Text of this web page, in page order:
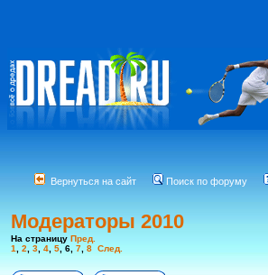
Вернуться на сайт Поиск по форуму
Модераторы 2010
На страницу Пред.
1
2 3 4 5 6 7 8 След.